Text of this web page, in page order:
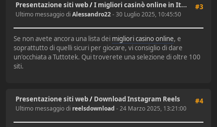
#3
Presentazione siti web/I migliori casinò online in It...
Ultimo messaggio di Alessandro22- 30 Luglio 2025, 10:45:50
Se non avete ancora una lista dei migliori casino online, e
soprattutto di quelli sicuri per giocare, vi consiglio di dare
un'occhiata a Tuttotek. Qui troverete una selezione di oltre 100
siti.
#4
Presentazione siti web/ Download Instagram Reels
Ultimo messaggio di reelsdownload - 24 Marzo 2025, 13:21:00